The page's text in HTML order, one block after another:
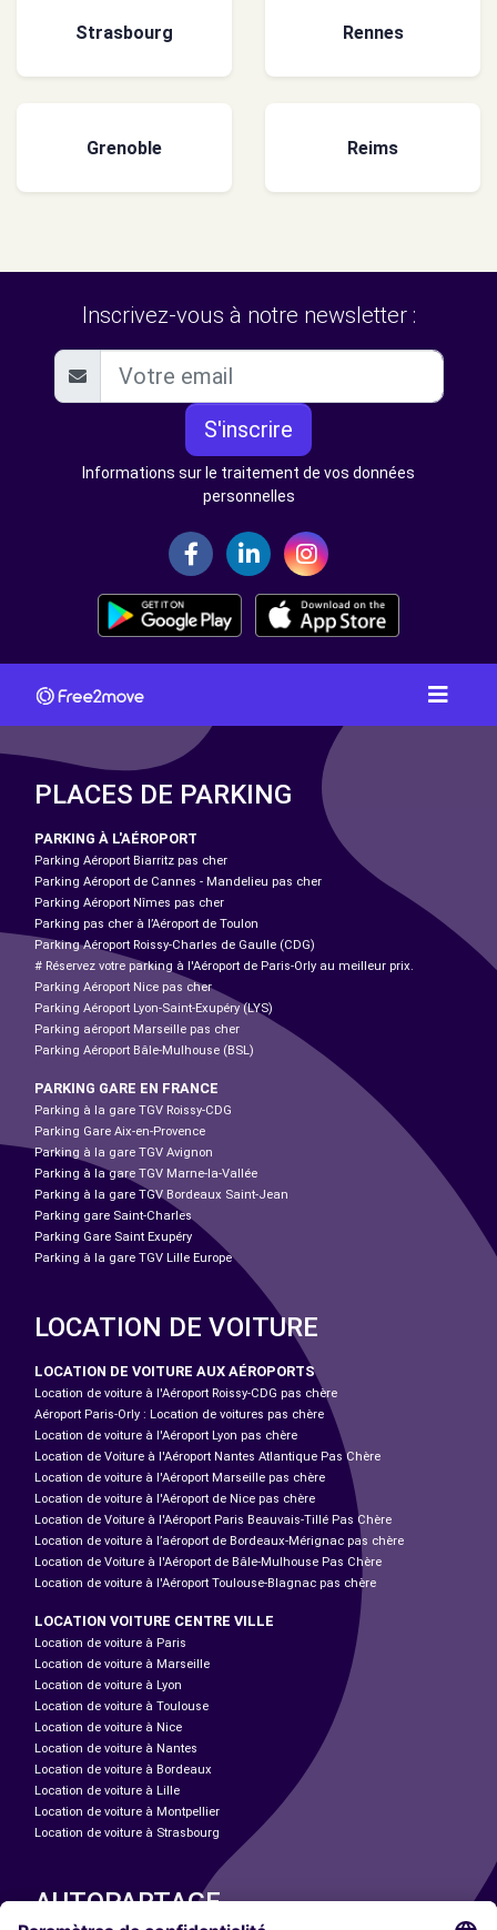
Strasbourg Rennes
Grenoble Reims
Inscrivez-vous à notre newsletter :
S'inscrire
Informations sur le traitement de vos données
personnelles
PLACES DE PARKING
PARKING À L'AÉROPORT
Parking Aéroport Biarritz pas cher
Parking Aéroport de Cannes - Mandelieu pas cher
Parking Aéroport Nîmes pas cher
Parking pas cher à l’Aéroport de Toulon
Parking Aéroport Roissy-Charles de Gaulle (CDG)
# Réservez votre parking à l'Aéroport de Paris-Orly au meilleur prix.
Parking Aéroport Nice pas cher
Parking Aéroport Lyon-Saint-Exupéry (LYS)
Parking aéroport Marseille pas cher
Parking Aéroport Bâle-Mulhouse (BSL)
PARKING GARE EN FRANCE
Parking à la gare TGV Roissy-CDG
Parking Gare Aix-en-Provence
Parking à la gare TGV Avignon
Parking à la gare TGV Marne-la-Vallée
Parking à la gare TGV Bordeaux Saint-Jean
Parking gare Saint-Charles
Parking Gare Saint Exupéry
Parking à la gare TGV Lille Europe
LOCATION DE VOITURE
LOCATION DE VOITURE AUX AÉROPORTS
Location de voiture à l'Aéroport Roissy-CDG pas chère
Aéroport Paris-Orly : Location de voitures pas chère
Location de voiture à l'Aéroport Lyon pas chère
Location de Voiture à l'Aéroport Nantes Atlantique Pas Chère
Location de voiture à l'Aéroport Marseille pas chère
Location de voiture à l'Aéroport de Nice pas chère
Location de Voiture à l'Aéroport Paris Beauvais-Tillé Pas Chère
Location de voiture à l’aéroport de Bordeaux-Mérignac pas chère
Location de Voiture à l'Aéroport de Bâle-Mulhouse Pas Chère
Location de voiture à l'Aéroport Toulouse-Blagnac pas chère
LOCATION VOITURE CENTRE VILLE
Location de voiture à Paris
Location de voiture à Marseille
Location de voiture à Lyon
Location de voiture à Toulouse
Location de voiture à Nice
Location de voiture à Nantes
Location de voiture à Bordeaux
Location de voiture à Lille
Location de voiture à Montpellier
Location de voiture à Strasbourg
AUTOPARTAGE